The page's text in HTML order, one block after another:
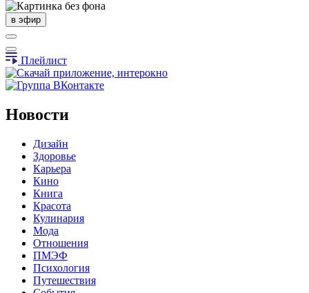
в эфир
Плейлист
Новости
Дизайн
Здоровье
Карьера
Кино
Книга
Красота
Кулинария
Мода
Отношения
ПМЭФ
Психология
Путешествия